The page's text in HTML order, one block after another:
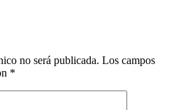
no será publicada. Los campos
*